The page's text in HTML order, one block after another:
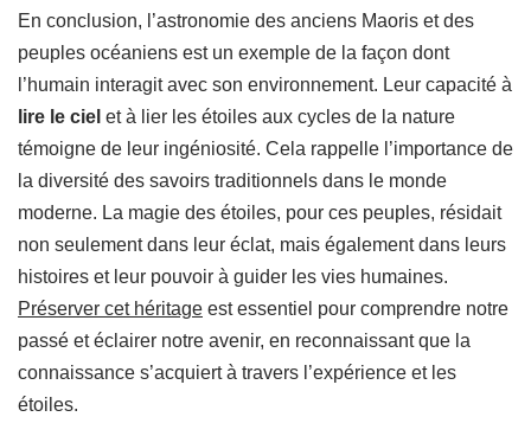
En conclusion, l’astronomie des anciens Maoris et des
peuples océaniens est un exemple de la façon dont
l’humain interagit avec son environnement. Leur capacité à
lire le ciel et à lier les étoiles aux cycles de la nature
témoigne de leur ingéniosité. Cela rappelle l’importance de
la diversité des savoirs traditionnels dans le monde
moderne. La magie des étoiles, pour ces peuples, résidait
non seulement dans leur éclat, mais également dans leurs
histoires et leur pouvoir à guider les vies humaines.
Préserver cet héritage est essentiel pour comprendre notre
passé et éclairer notre avenir, en reconnaissant que la
connaissance s’acquiert à travers l’expérience et les
étoiles.